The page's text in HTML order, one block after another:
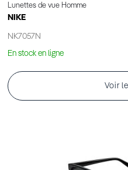
Lunettes de vue Homme
NIKE
NK7057N
En stock en ligne
Voir